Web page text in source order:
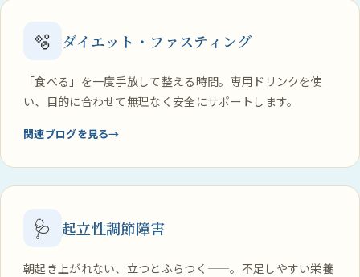
🫧 ダイエット・ファスティング
「食べる」を一度手放して整える時間。専用ドリンクを使
い、目的に合わせて無理なく安全にサポートします。
関連ブログを見る
🩺 起立性調節障害
朝起き上がれない、立つとふらつく——。不足しやすい栄養